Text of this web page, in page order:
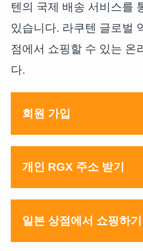
텐의 국제 배송 서비스를
있습니다. 라쿠텐 글로벌
점에서 쇼핑할 수 있는 온
다.
회원 가입
개인 RGX 주소 받기
일본 상점에서 쇼핑하기